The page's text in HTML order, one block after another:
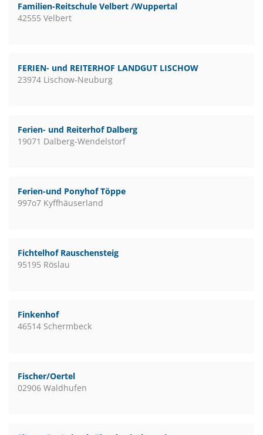
Familien-Reitschule Velbert /Wuppertal
42555 Velbert
FERIEN- und REITERHOF LANDGUT LISCHOW
23974 Lischow-Neuburg
Ferien- und Reiterhof Dalberg
19071 Dalberg-Wendelstorf
Ferien-und Ponyhof Töppe
997o7 Kyffhäuserland
Fichtelhof Rauschensteig
95195 Röslau
Finkenhof
46514 Schermbeck
Fischer/Oertel
02906 Waldhufen